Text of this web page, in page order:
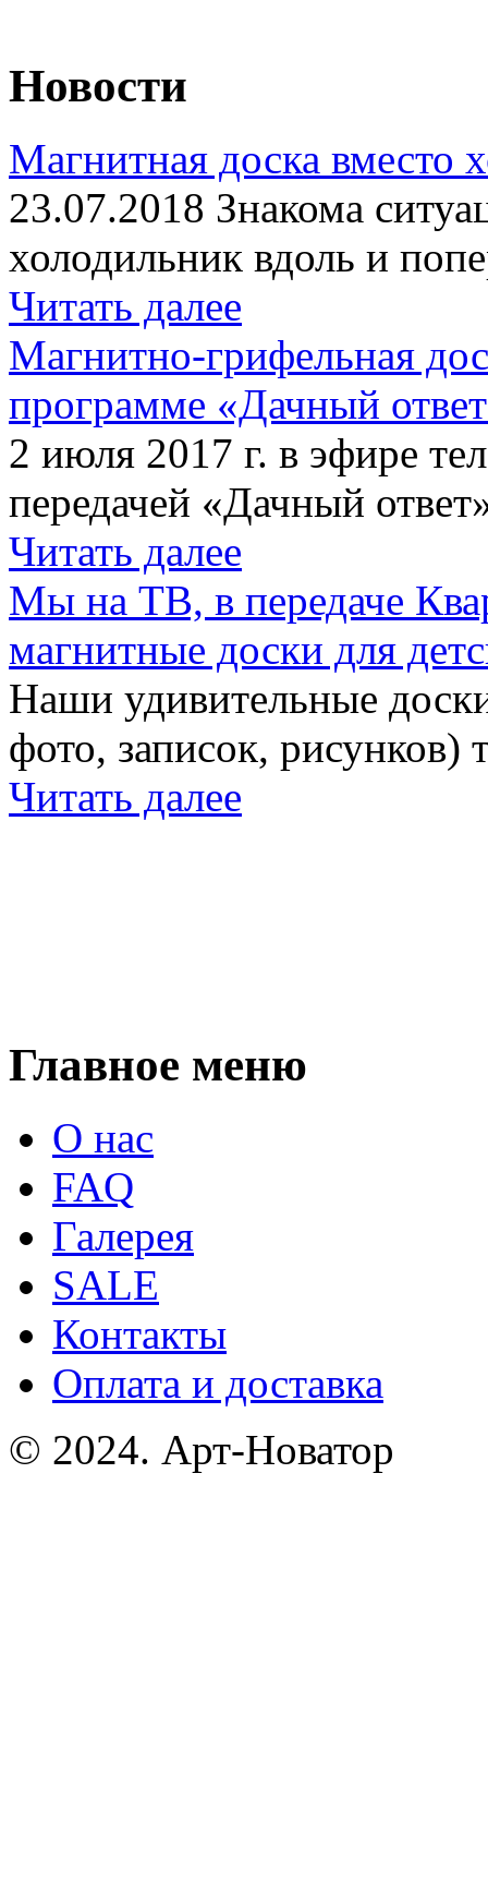
Новости
Магнитная доска вместо
23.07.2018 Знакома
холодильник вдоль и
Читать далее
Магнитно-грифельная
программе «Дачный
2 июля 2017 г. в эфире
передачей «Дачный
Читать далее
Мы на ТВ, в передаче
магнитные доски для
Наши удивительные
фото, записок,
Читать далее
Главное меню
О нас
FAQ
Галерея
SALE
Контакты
Оплата и доставка
© 2024. Арт-Новатор